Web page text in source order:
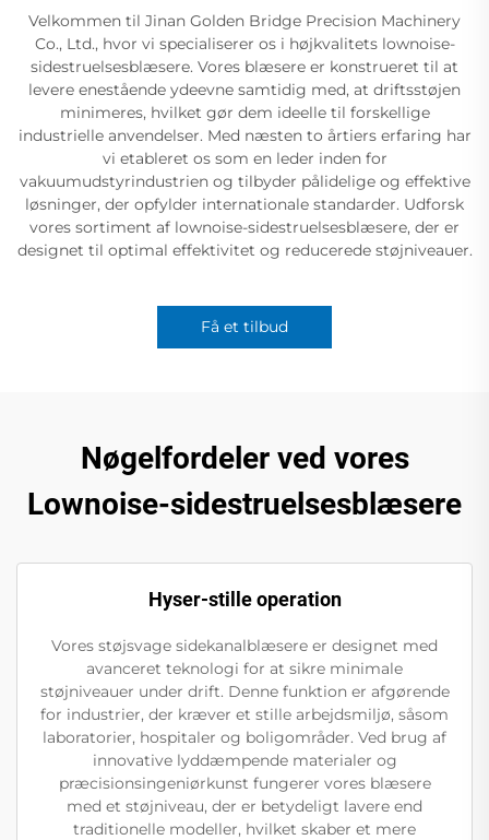
Velkommen til Jinan Golden Bridge Precision Machinery
Co., Ltd., hvor vi specialiserer os i højkvalitets lownoise-
sidestruelsesblæsere. Vores blæsere er konstrueret til at
levere enestående ydeevne samtidig med, at driftsstøjen
minimeres, hvilket gør dem ideelle til forskellige
industrielle anvendelser. Med næsten to årtiers erfaring har
vi etableret os som en leder inden for
vakuumudstyrindustrien og tilbyder pålidelige og effektive
løsninger, der opfylder internationale standarder. Udforsk
vores sortiment af lownoise-sidestruelsesblæsere, der er
designet til optimal effektivitet og reducerede støjniveauer.
Få et tilbud
Nøgelfordeler ved vores
Lownoise-sidestruelsesblæsere
Hyser-stille operation
Vores støjsvage sidekanalblæsere er designet med
avanceret teknologi for at sikre minimale
støjniveauer under drift. Denne funktion er afgørende
for industrier, der kræver et stille arbejdsmiljø, såsom
laboratorier, hospitaler og boligområder. Ved brug af
innovative lyddæmpende materialer og
præcisionsingeniørkunst fungerer vores blæsere
med et støjniveau, der er betydeligt lavere end
traditionelle modeller, hvilket skaber et mere